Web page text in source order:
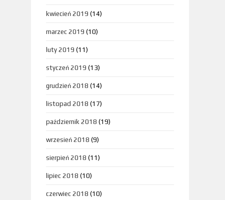
kwiecień 2019 (14)
marzec 2019 (10)
luty 2019 (11)
styczeń 2019 (13)
grudzień 2018 (14)
listopad 2018 (17)
październik 2018 (19)
wrzesień 2018 (9)
sierpień 2018 (11)
lipiec 2018 (10)
czerwiec 2018 (10)